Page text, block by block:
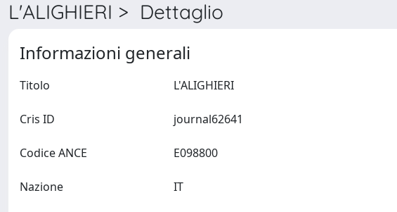
L'ALIGHIERI > Dettaglio
Informazioni generali
Titolo
Cris ID
Codice ANCE
Nazione